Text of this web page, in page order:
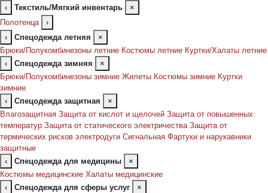
‹
Текстиль/Мягкий инвентарь
×
Полотенца
›
‹
Спецодежда летняя
×
Брюки/Полукомбинезоны летние Костюмы летние Куртки/Халаты летние
‹
Спецодежда зимняя
×
Брюки/Полукомбинезоны зимние Жилеты Костюмы зимние Куртки
зимние
‹
Спецодежда защитная
×
Влагозащитная Защита от кислот и щелочей Защита от повышенных
температур Защита от статического электричества Защита от
термических рисков электродуги Сигнальная Фартуки и нарукавники
защитные
‹
Спецодежда для медицины
×
Костюмы медицинские Халаты медицинские
‹
Спецодежда для сферы услуг
×